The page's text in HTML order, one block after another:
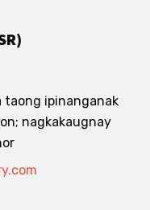
taong ipinanganak
nagkakaugnay